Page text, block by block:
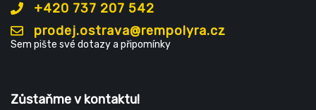
+420 737 207 542
prodej.ostrava@rempolyra.cz
Sem pište své dotazy a připomínky
Zůstaňme v kontaktu!